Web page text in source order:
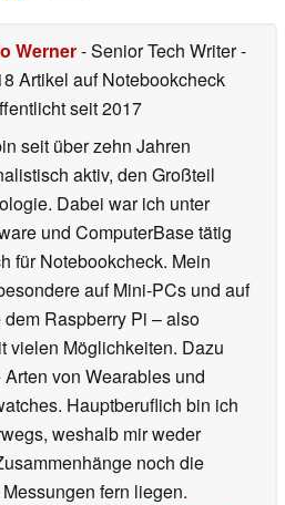
Werner- Senior Tech Writer-
Artikel auf Notebookcheck
seit 2017
seit über zehn Jahren
aktiv, den Großteil
Dabei war ich unter
und ComputerBase tätig
für Notebookcheck. Mein
auf Mini-PCs und auf
Raspberry Pi – also
vielen Möglichkeiten. Dazu
von Wearables und
Hauptberuflich bin ich
weshalb mir weder
noch die
fern liegen.